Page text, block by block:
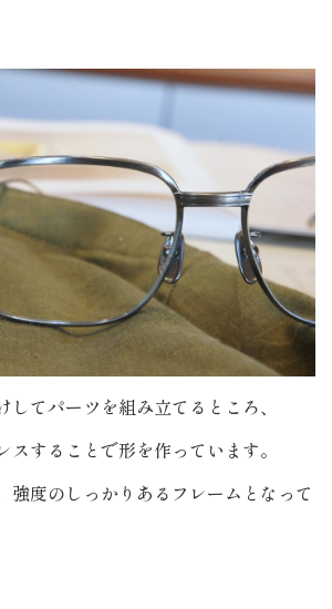
してパーツを組み立てるところ、
スすることで形を作っています。
強度のしっかりあるフレームとなって